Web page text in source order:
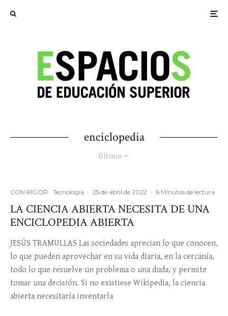
enciclopedia
Último
CON RIGOR Tecnología · 25 de abril de 2022 · 6 Minutos de lectura
LA CIENCIA ABIERTA NECESITA DE UNA
ENCICLOPEDIA ABIERTA
JESÚS TRAMULLAS Las sociedades aprecian lo que conocen,
lo que pueden aprovechar en su vida diaria, en la cercanía,
todo lo que resuelve un problema o una duda, y permite
tomar una decisión. Si no existiese Wikipedia, la ciencia
abierta necesitaría inventarla